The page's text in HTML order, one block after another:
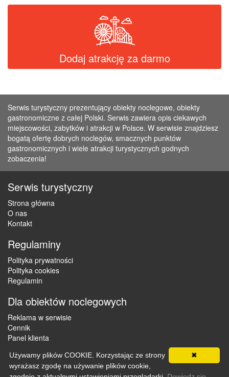
Dodaj atrakcję za darmo
Serwis turystyczny prezentujący obiekty noclegowe, obiekty
gastronomiczne z całej Polski. Serwis zawiera opis ciekawych
miejscowości, zabytków i atrakcji w Polsce. W serwisie znajdziesz
bogatą ofertę dobrych noclegów, smacznych punktów
gastronomicznych i wiele atrakcji turystycznych godnych
zobaczenia!
Serwis turystyczny
Strona główna
O nas
Kontakt
Regulaminy
Polityka prywatności
Polityka cookies
Regulamin
Dla obiektów noclegowych
Reklama w serwisie
Cennik
Panel klienta
Copyright © 2012 - 2026 ZaklepNocleg.pl. Wszystkie prawa
✖
Używamy plików COOKIE. Korzystając ze strony
wyrażasz zgodę na używanie plików cookie,